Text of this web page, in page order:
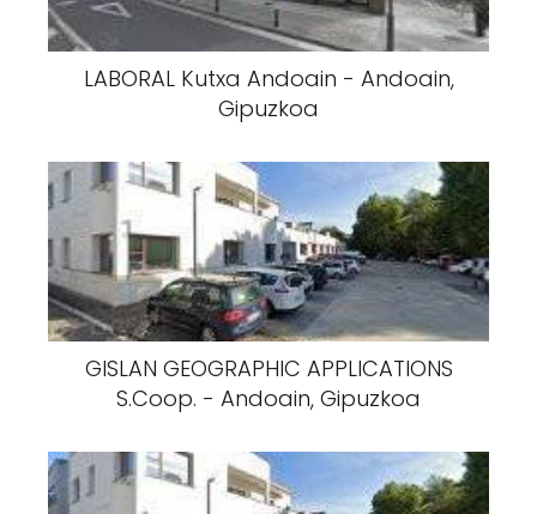
LABORAL Kutxa Andoain - Andoain,
Gipuzkoa
GISLAN GEOGRAPHIC APPLICATIONS
S.Coop. - Andoain, Gipuzkoa